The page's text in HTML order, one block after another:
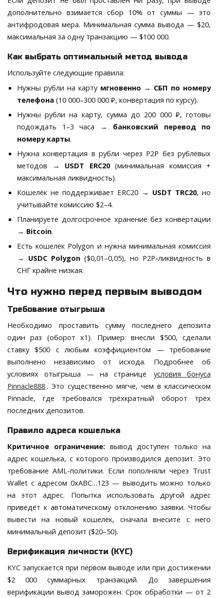
дополнительно взимается сбор 10% от суммы — это
антифродовая мера. Минимальная сумма вывода — $20,
максимальная за одну транзакцию — $100 000.
Как выбрать оптимальный метод вывода
Используйте следующие правила:
Нужны рубли на карту мгновенно → СБП по номеру
телефона (10 000–300 000 ₽, конвертация по курсу).
Нужны рубли на карту, сумма до 200 000 ₽, готовы
подождать 1–3 часа → банковский перевод по
номеру карты.
Нужна конвертация в рубли через P2P без рублёвых
методов → USDT ERC20(минимальная комиссия +
максимальная ликвидность).
Кошелёк не поддерживает ERC20 → USDT TRC20, но
учитывайте комиссию $2–4.
Планируете долгосрочное хранение без конвертации
→ Bitcoin.
Есть кошелёк Polygon и нужна минимальная комиссия
→ USDC Polygon ($0,01–0,05), но P2P-ликвидность в
СНГ крайне низкая.
Что нужно перед первым выводом
Требование отыгрыша
Необходимо проставить сумму последнего депозита
один раз (оборот x1). Пример: внесли $500, сделали
ставку $500 с любым коэффициентом — требование
выполнено независимо от исхода. Подробнее об
условиях отыгрыша — на странице
условия бонуса
Pinnacle888 . Это существенно мягче, чем в классическом
Pinnacle, где требовался трёхкратный оборот трёх
последних депозитов.
Правило адреса кошелька
Критичное ограничение:вывод доступен только на
адрес кошелька, с которого производился депозит. Это
требование AML-политики. Если пополняли через Trust
Wallet с адресом 0xABC…123 — выводить можно только
на этот адрес. Попытка использовать другой адрес
приведёт к автоматическому отклонению заявки. Чтобы
вывести на новый кошелёк, сначала внесите с него
минимальный депозит ($20–50).
Верификация личности (KYC)
KYC запускается при первом выводе или при достижении
$2 000 суммарных транзакций. До завершения
верификации вывод заморожен. Срок обработки — от 2